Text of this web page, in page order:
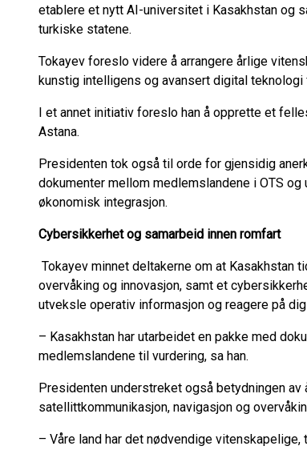
etablere et nytt AI-universitet i Kasakhstan og
turkiske statene.
Tokayev foreslo videre å arrangere årlige
kunstig intelligens og avansert digital teknologi
I et annet initiativ foreslo han å opprette et
Astana.
Presidenten tok også til orde for gjensidig
dokumenter mellom medlemslandene i OTS
økonomisk integrasjon.
Cybersikkerhet og samarbeid innen romfart
Tokayev minnet deltakerne om at Kasakhstan
overvåking og innovasjon, samt et
utveksle operativ informasjon og reagere på
– Kasakhstan har utarbeidet en pakke med
medlemslandene til vurdering, sa han.
Presidenten understreket også betydningen
satellittkommunikasjon, navigasjon og
– Våre land har det nødvendige